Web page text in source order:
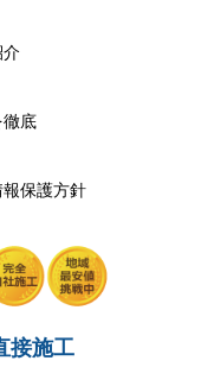
介
徹底
保護方針
接施工